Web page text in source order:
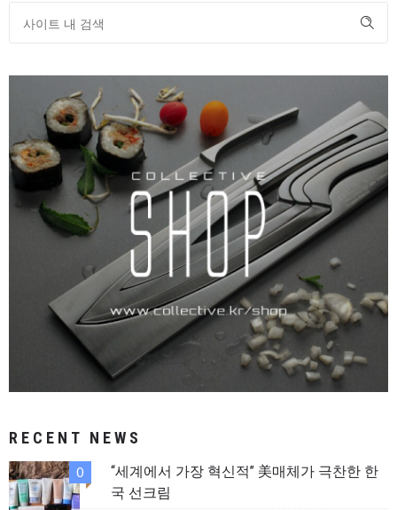
RECENT NEWS
0
“세계에서 가장 혁신적” 美매체가 극찬한 한
국 선크림